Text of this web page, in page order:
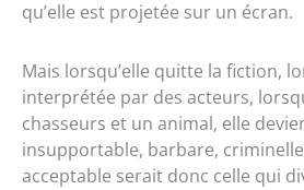
qu’elle est projetée sur un écran.
Mais lorsqu’elle quitte la fiction,
interprétée par des acteurs,
chasseurs et un animal, elle
insupportable, barbare,
acceptable serait donc celle qui